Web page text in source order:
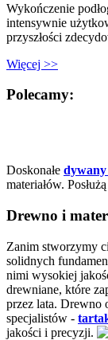
Wykończenie
intensywnie
przyszłości
Więcej >>
Polecamy:
Doskonałe
materiałów.
Drewno i
Zanim stworzymy
solidnych
nimi wysokiej
drewniane, które
przez lata. Drewno
specjalistów -
jakości i precyzji.